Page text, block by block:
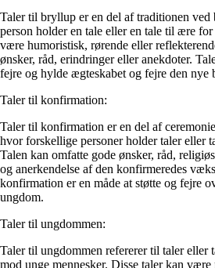
Taler til bryllup er en del af traditionen ved
person holder en tale eller en tale til ære
være humoristisk, rørende eller
ønsker, råd, erindringer eller anekdoter.
fejre og hylde ægteskabet og fejre den nye
Taler til konfirmation:
Taler til konfirmation er en del af
hvor forskellige personer holder taler eller
Talen kan omfatte gode ønsker, råd,
og anerkendelse af den konfirmeredes
konfirmation er en måde at støtte og fejre
ungdom.
Taler til ungdommen:
Taler til ungdommen refererer til taler eller
mod unge mennesker. Disse taler kan